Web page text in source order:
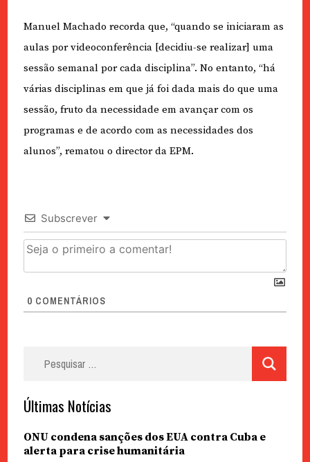
Manuel Machado recorda que, “quando se iniciaram as
aulas por videoconferência [decidiu-se realizar] uma
sessão semanal por cada disciplina”. No entanto, “há
várias disciplinas em que já foi dada mais do que uma
sessão, fruto da necessidade em avançar com os
programas e de acordo com as necessidades dos
alunos”, rematou o director da EPM.
Subscrever
0 COMENTÁRIOS
Últimas Notícias
ONU condena sanções dos EUA contra Cuba e
alerta para crise humanitária